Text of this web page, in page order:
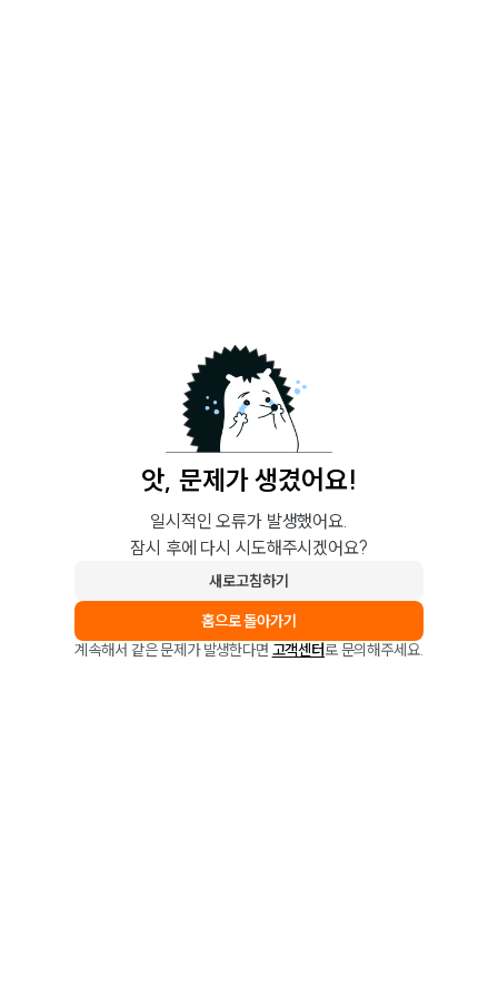
앗, 문제가 생겼어요!
일시적인 오류가 발생했어요.
잠시 후에 다시 시도해주시겠어요?
새로고침하기
홈으로 돌아가기
계속해서 같은 문제가 발생한다면 고객센터로 문의해주세요.